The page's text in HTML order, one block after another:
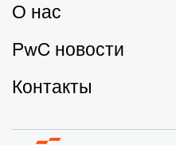
О нас
PwC новости
Контакты